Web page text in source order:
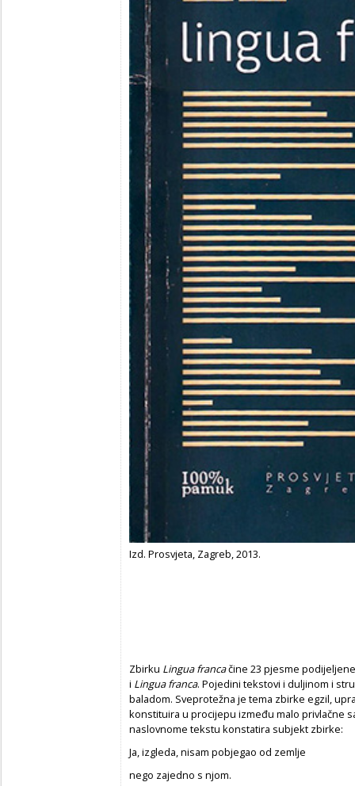
Izd. Prosvjeta, Zagreb, 2013.
Zbirku Lingua francačine 23 pjesme
i Lingua franca. Pojedini tekstovi i duljinom i
baladom. Sveprotežna je tema zbirke egzil,
konstituira u procijepu između malo privlačne
naslovnome tekstu konstatira subjekt zbirke:
Ja, izgleda, nisam pobjegao od zemlje
nego zajedno s njom.